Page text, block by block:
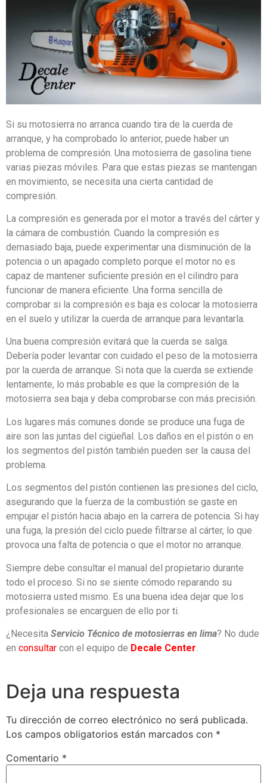
Si su motosierra no arranca cuando tira de la cuerda de
arranque, y ha comprobado lo anterior, puede haber un
problema de compresión. Una motosierra de gasolina tiene
varias piezas móviles. Para que estas piezas se mantengan
en movimiento, se necesita una cierta cantidad de
compresión.
La compresión es generada por el motor a través del cárter y
la cámara de combustión. Cuando la compresión es
demasiado baja, puede experimentar una disminución de la
potencia o un apagado completo porque el motor no es
capaz de mantener suficiente presión en el cilindro para
funcionar de manera eficiente. Una forma sencilla de
comprobar si la compresión es baja es colocar la motosierra
en el suelo y utilizar la cuerda de arranque para levantarla.
Una buena compresión evitará que la cuerda se salga.
Debería poder levantar con cuidado el peso de la motosierra
por la cuerda de arranque. Si nota que la cuerda se extiende
lentamente, lo más probable es que la compresión de la
motosierra sea baja y deba comprobarse con más precisión.
Los lugares más comunes donde se produce una fuga de
aire son las juntas del cigüeñal. Los daños en el pistón o en
los segmentos del pistón también pueden ser la causa del
problema.
Los segmentos del pistón contienen las presiones del ciclo,
asegurando que la fuerza de la combustión se gaste en
empujar el pistón hacia abajo en la carrera de potencia. Si hay
una fuga, la presión del ciclo puede filtrarse al cárter, lo que
provoca una falta de potencia o que el motor no arranque.
Siempre debe consultar el manual del propietario durante
todo el proceso. Si no se siente cómodo reparando su
motosierra usted mismo. Es una buena idea dejar que los
profesionales se encarguen de ello por ti.
¿Necesita Servicio Técnico de motosierras en lima? No dude
en consultar con el equipo de Decale Center.
Deja una respuesta
Tu dirección de correo electrónico no será publicada.
Los campos obligatorios están marcados con *
Comentario *